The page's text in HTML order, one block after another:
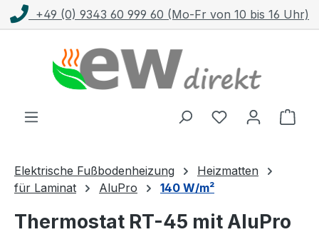
Zum Hauptinhalt springen
10 bis 16 Uhr) Kostenloser Versand mit
Elektrische Fußbodenheizung
Heizmatten
für Laminat
AluPro 140 W/m²
Thermostat RT-45 mit AluPro